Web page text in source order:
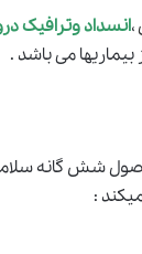
،انسدادوترافیک
می باشد .
شش گانه
: